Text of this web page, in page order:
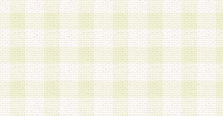
録を行うものとします。なお、義務教育学齢に該
者については、登録時に 当社が別途定める方法
権者による承認手続きを行うものとします。
第3条 会員の登録方法
1.会員登録手続きは、会員登録希望者本人が行う
る登録は一切認められないものとします。
2.会員登録希望者は、本規約に同意の後、当社指
画 面」において、当社が指定する必要事項を入